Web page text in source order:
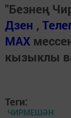
"Безнең
Дзен ,
МАХ
кызыклы
Теги:
ЧИРМЕШӘН